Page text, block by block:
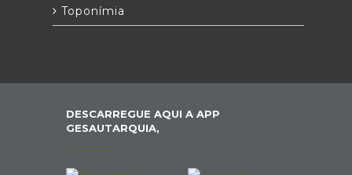
Toponímia
DESCARREGUE AQUI A APP
GESAUTARQUIA,